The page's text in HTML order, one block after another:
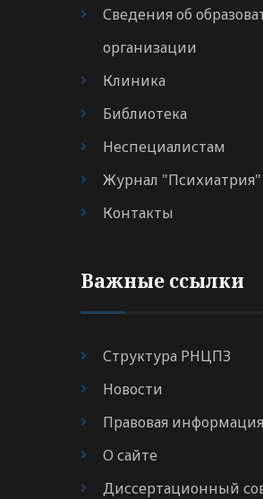
Сведения об
организации
Клиника
Библиотека
Неспециалистам
Журнал "Психиатрия"
Контакты
Важные ссылки
Структура РНЦПЗ
Новости
Правовая информация
О сайте
Диссертационный